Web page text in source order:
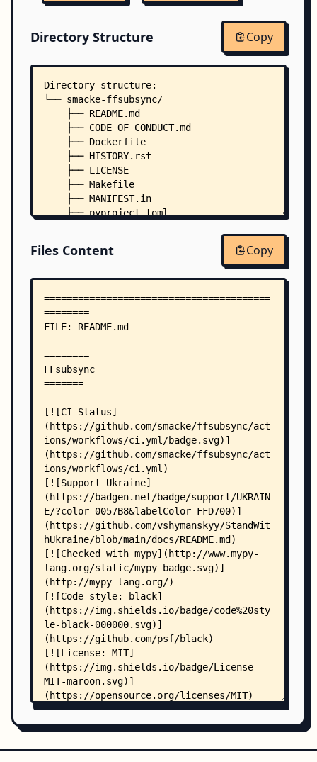
Directory Structure Copy
Directory structure:
└── smacke-ffsubsync/
    ├── README.md
    ├── CODE_OF_CONDUCT.md
    ├── Dockerfile
    ├── HISTORY.rst
    ├── LICENSE
    ├── Makefile
    ├── MANIFEST.in
    ├── pyproject.toml
    ├── requirements.txt
    ├── setup.py
    ├── .coveragerc
    ├── .dockerignore
    ├── .readthedocs.yml
    ├── .travis.yml
    ├── docs/
    │   ├── advanced.rst
    │   ├── browser.rst
    │   ├── conf.py
    │   ├── encoding.rst
    │   ├── how_it_works.rst
    │   ├── index.rst
    │   ├── installation.rst
    │   ├── library.rst
    │   ├── make.bat
    │   ├── Makefile
    │   ├── reference_types.rst
    │   ├── requirements-docs.txt
    │   ├── usage.rst
    │   ├── _static/
    │   │   └── .keep
    │   └── _templates/
    │       └── .keep
    ├── ffsubsync/
    │   ├── __init__.py
    │   ├── _version.py
    │   ├── aligners.py
    │   ├── constants.py
    │   ├── ffmpeg_utils.py
    │   ├── ffsubsync.py
    │   ├── ffsubsync_gui.py
    │   ├── generic_subtitles.py
Files Content Copy